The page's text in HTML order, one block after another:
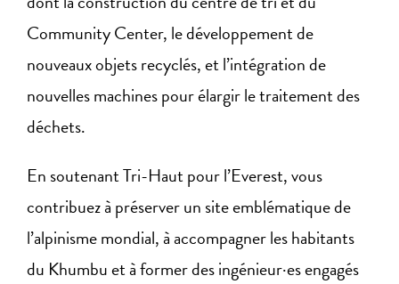
Community Center, le développement de
nouveaux objets recyclés, et l’intégration de
nouvelles machines pour élargir le traitement des
déchets.
En soutenant Tri-Haut pour l’Everest, vous
contribuez à préserver un site emblématique de
l’alpinisme mondial, à accompagner les habitants
du Khumbu et à former des ingénieur·es engagés